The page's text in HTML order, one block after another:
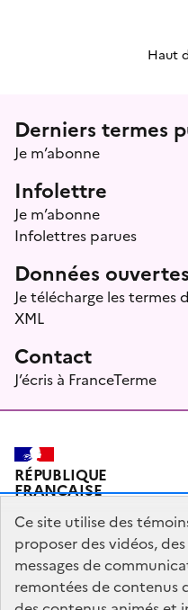
Haut
Menu
Derniers termes
Je m’abonne
Infolettre
Je m’abonne
Infolettres parues
Données ouvertes
Je télécharge les termes
XML
Contact
J’écris à FranceTerme
RÉPUBLIQUE
FRANÇAISE
Plan du site Mentions
Partagez votre expérience
Ce site utilise des
proposer des vidéos,
messages de
remontées de contenus